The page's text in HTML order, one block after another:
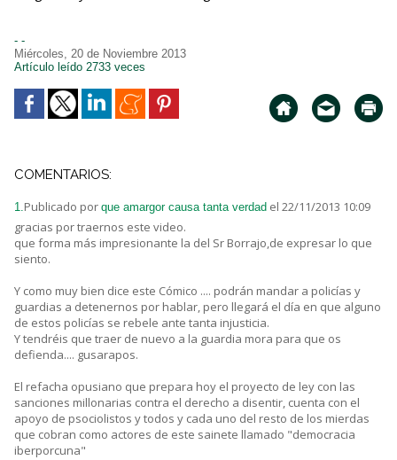
- -
Miércoles, 20 de Noviembre 2013
Artículo leído 2733 veces
COMENTARIOS:
1.Publicado por que amargor causa tanta verdad el 22/11/2013 10:09
gracias por traernos este video.
que forma más impresionante la del Sr Borrajo,de expresar lo que
siento.
Y como muy bien dice este Cómico .... podrán mandar a policías y
guardias a detenernos por hablar, pero llegará el día en que alguno
de estos policías se rebele ante tanta injusticia.
Y tendréis que traer de nuevo a la guardia mora para que os
defienda.... gusarapos.
El refacha opusiano que prepara hoy el proyecto de ley con las
sanciones millonarias contra el derecho a disentir, cuenta con el
apoyo de psociolistos y todos y cada uno del resto de los mierdas
que cobran como actores de este sainete llamado "democracia
iberporcuna"